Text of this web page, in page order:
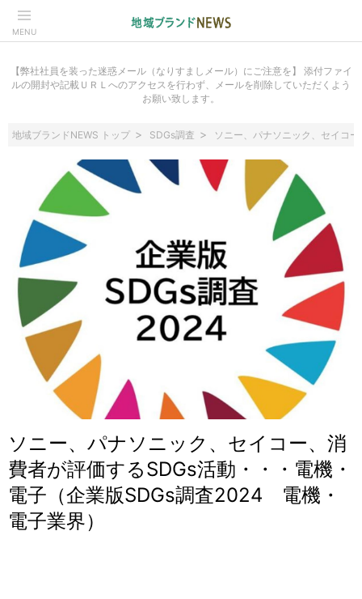
MENU
【弊社社員を装った迷惑メール（なりすましメール）にご注意を】 添付ファイ
ルの開封や記載ＵＲＬへのアクセスを行わず、メールを削除していただくよう
お願い致します。
地域ブランドNEWS トップ SDGs調査 ソニー、パナソニック、セイコ
ソニー、パナソニック、セイコー、消
費者が評価するSDGs活動・・・電機・
電子（企業版SDGs調査2024 電機・
電子業界）